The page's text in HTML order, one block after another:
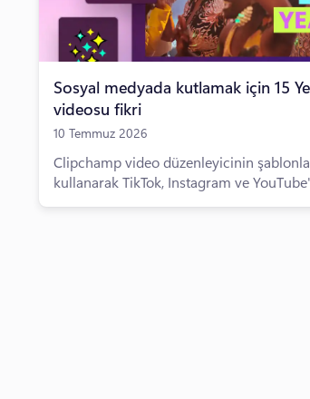
Sosyal medyada kutlamak için 15
videosu fikri
10 Temmuz 2026
Clipchamp video düzenleyicinin
kullanarak TikTok, Instagram ve